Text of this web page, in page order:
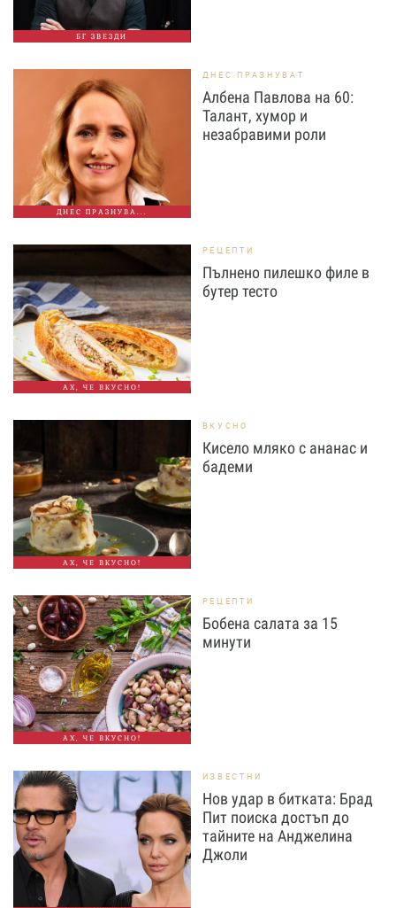
БГ ЗВЕЗДИ
ДНЕС ПРАЗНУВА...
ДНЕС ПРАЗНУВАТ
Албена Павлова на 60:
Талант, хумор и
незабравими роли
АХ, ЧЕ ВКУСНО!
РЕЦЕПТИ
Пълнено пилешко филе в
бутер тесто
АХ, ЧЕ ВКУСНО!
ВКУСНО
Кисело мляко с ананас и
бадеми
АХ, ЧЕ ВКУСНО!
РЕЦЕПТИ
Бобена салата за 15
минути
ИЗВЕСТНИ
Нов удар в битката: Брад
Пит поиска достъп до
тайните на Анджелина
Джоли